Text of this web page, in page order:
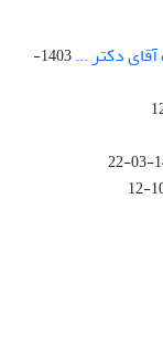
دکتر ...
1403-